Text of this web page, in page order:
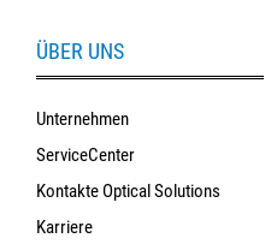
ÜBER UNS
Unternehmen
ServiceCenter
Kontakte Optical Solutions
Karriere